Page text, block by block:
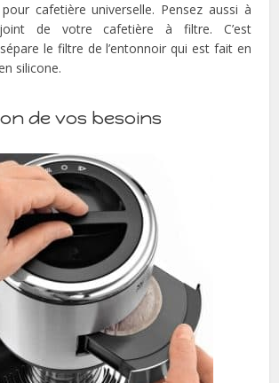
pour cafetière universelle. Pensez aussi à
de votre cafetière à filtre. C’est
le filtre de l’entonnoir qui est fait en
silicone.
de vos besoins